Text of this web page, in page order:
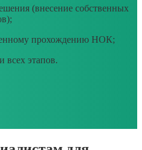
(внесение собственных
прохождению НОК;
всех этапов.